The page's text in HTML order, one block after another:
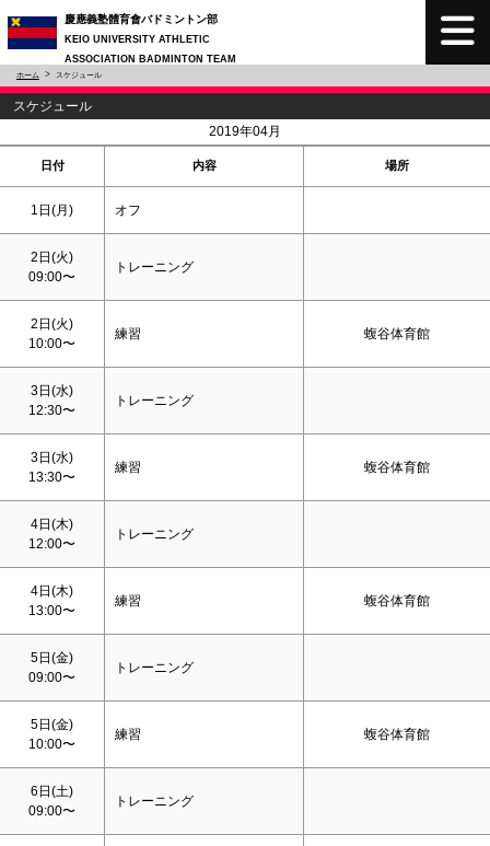
慶應義塾體育會バドミントン部
KEIO UNIVERSITY ATHLETIC
ASSOCIATION BADMINTON TEAM
ホーム スケジュール
スケジュール
2019年04月
日付 内容 場所
1日(月) オフ
2日(火)
09:00〜
トレーニング
2日(火)
10:00〜
練習 蝮谷体育館
3日(水)
12:30〜
トレーニング
3日(水)
13:30〜
練習 蝮谷体育館
4日(木)
12:00〜
トレーニング
4日(木)
13:00〜
練習 蝮谷体育館
5日(金)
09:00〜
トレーニング
5日(金)
10:00〜
練習 蝮谷体育館
6日(土)
09:00〜
トレーニング